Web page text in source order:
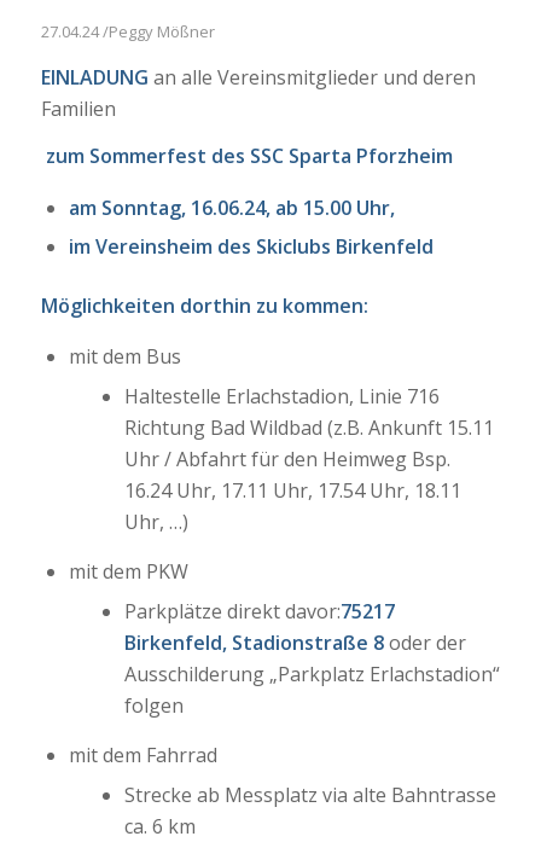
27.04.24 /Peggy Mößner
EINLADUNG an alle Vereinsmitglieder und deren
Familien
zum Sommerfest des SSC Sparta Pforzheim
am Sonntag, 16.06.24, ab 15.00 Uhr,
im Vereinsheim des Skiclubs Birkenfeld
Möglichkeiten dorthin zu kommen:
mit dem Bus
Haltestelle Erlachstadion, Linie 716
Richtung Bad Wildbad (z.B. Ankunft 15.11
Uhr / Abfahrt für den Heimweg Bsp.
16.24 Uhr, 17.11 Uhr, 17.54 Uhr, 18.11
Uhr, …)
mit dem PKW
Parkplätze direkt davor:75217
Birkenfeld, Stadionstraße 8oder der
Ausschilderung „Parkplatz Erlachstadion“
folgen
mit dem Fahrrad
Strecke ab Messplatz via alte Bahntrasse
ca. 6 km